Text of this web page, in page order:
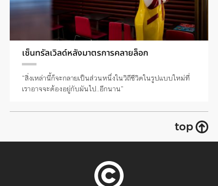
เซ็นทรัลเวิลด์หลังมาตรการคลายล็อก
“สิ่งเหล่านี้ก็จะกลายเป็นส่วนหนึ่งในวิถีชีวิตในรูปแบบใหม่ที่
เราอาจจะต้องอยู่กับมันไป..อีกนาน”
top